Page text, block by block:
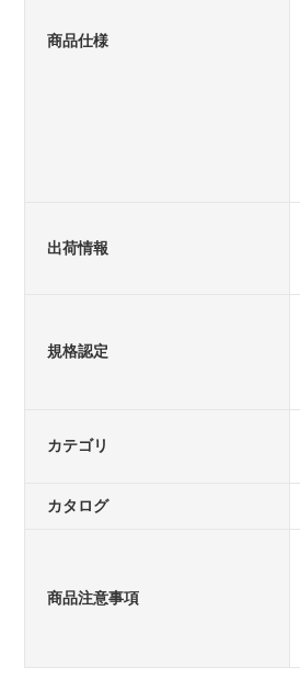
商品仕様
出荷情報
規格認定
カテゴリ
カタログ
商品注意事項